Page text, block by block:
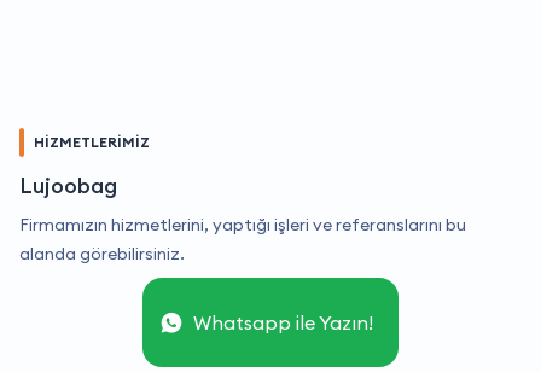
HİZMETLERİMİZ
Lujoobag
Firmamızın hizmetlerini, yaptığı işleri ve referanslarını bu
alanda görebilirsiniz.
Whatsapp ile Yazın!